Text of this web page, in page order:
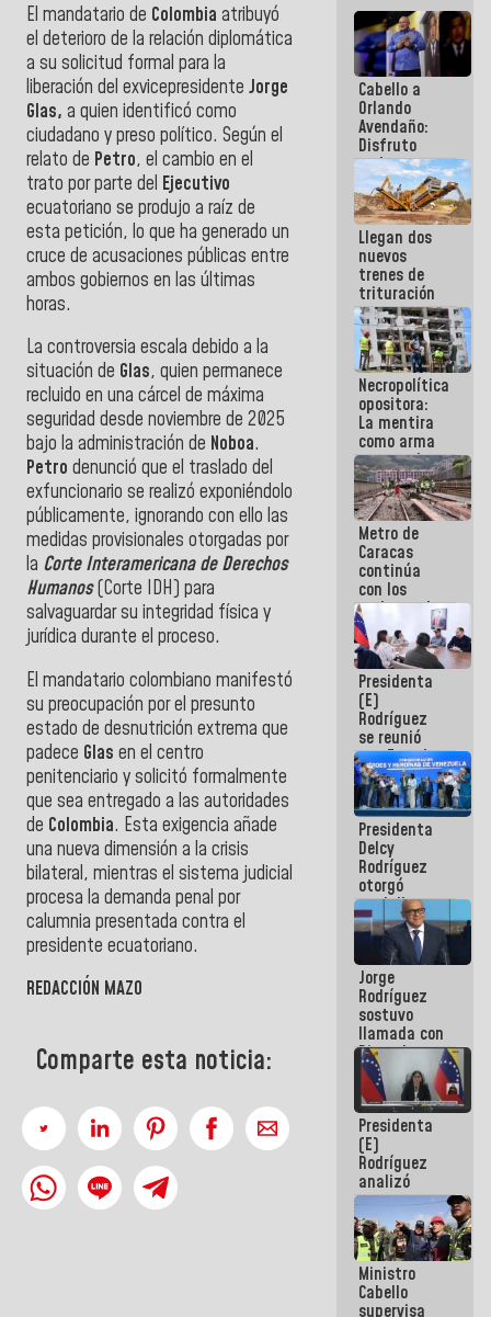
El mandatario de Colombia atribuyó
el deterioro de la relación diplomática
a su solicitud formal para la
liberación del exvicepresidente Jorge
Glas, a quien identificó como
ciudadano y preso político. Según el
relato de Petro, el cambio en el
trato por parte del Ejecutivo
ecuatoriano se produjo a raíz de
esta petición, lo que ha generado un
cruce de acusaciones públicas entre
ambos gobiernos en las últimas
horas.
La controversia escala debido a la
situación de Glas, quien permanece
recluido en una cárcel de máxima
seguridad desde noviembre de 2025
bajo la administración de Noboa.
Petro denunció que el traslado del
exfuncionario se realizó exponiéndolo
públicamente, ignorando con ello las
medidas provisionales otorgadas por
la Corte Interamericana de Derechos
Humanos(Corte IDH) para
salvaguardar su integridad física y
jurídica durante el proceso.
El mandatario colombiano manifestó
su preocupación por el presunto
estado de desnutrición extrema que
padece Glas en el centro
penitenciario y solicitó formalmente
que sea entregado a las autoridades
de Colombia. Esta exigencia añade
una nueva dimensión a la crisis
bilateral, mientras el sistema judicial
procesa la demanda penal por
calumnia presentada contra el
presidente ecuatoriano.
REDACCIÓN MAZO
Comparte esta noticia:
Cabello a
Orlando
Avendaño:
Disfruto
cada vez
que escribes
porque lo
que haces
es
embarrarla
Llegan dos
nuevos
trenes de
trituración
para
optimizar
manejo de
escombros
en La Guaira
Necropolítica
opositora:
La mentira
como arma
contra el
Pueblo
Metro de
Caracas
continúa
con los
trabajos de
mantenimiento
e inspección
en la Línea 2
Presidenta
(E)
Rodríguez
se reunió
con Estado
Mayor
Eléctrico
para
abordar
planes de
acción
Presidenta
Delcy
Rodríguez
otorgó
medalla
"Héroe de
Venezuela"
a servidores
públicos
Jorge
Rodríguez
sostuvo
llamada con
Dinorah
Figuera y
acuerdan
primer
encuentro
presencial
para el
diálogo
Presidenta
(E)
Rodríguez
analizó
junto a
gobernadores
planes de
recuperación
del Sistema
Eléctrico
Ministro
Cabello
supervisa